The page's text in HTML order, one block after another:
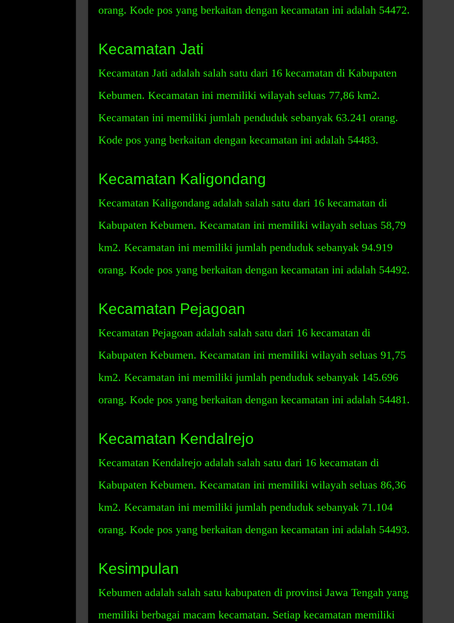
orang. Kode pos yang berkaitan dengan kecamatan ini adalah 54472.
Kecamatan Jati
Kecamatan Jati adalah salah satu dari 16 kecamatan di Kabupaten
Kebumen. Kecamatan ini memiliki wilayah seluas 77,86 km2.
Kecamatan ini memiliki jumlah penduduk sebanyak 63.241 orang.
Kode pos yang berkaitan dengan kecamatan ini adalah 54483.
Kecamatan Kaligondang
Kecamatan Kaligondang adalah salah satu dari 16 kecamatan di
Kabupaten Kebumen. Kecamatan ini memiliki wilayah seluas 58,79
km2. Kecamatan ini memiliki jumlah penduduk sebanyak 94.919
orang. Kode pos yang berkaitan dengan kecamatan ini adalah 54492.
Kecamatan Pejagoan
Kecamatan Pejagoan adalah salah satu dari 16 kecamatan di
Kabupaten Kebumen. Kecamatan ini memiliki wilayah seluas 91,75
km2. Kecamatan ini memiliki jumlah penduduk sebanyak 145.696
orang. Kode pos yang berkaitan dengan kecamatan ini adalah 54481.
Kecamatan Kendalrejo
Kecamatan Kendalrejo adalah salah satu dari 16 kecamatan di
Kabupaten Kebumen. Kecamatan ini memiliki wilayah seluas 86,36
km2. Kecamatan ini memiliki jumlah penduduk sebanyak 71.104
orang. Kode pos yang berkaitan dengan kecamatan ini adalah 54493.
Kesimpulan
Kebumen adalah salah satu kabupaten di provinsi Jawa Tengah yang
memiliki berbagai macam kecamatan. Setiap kecamatan memiliki